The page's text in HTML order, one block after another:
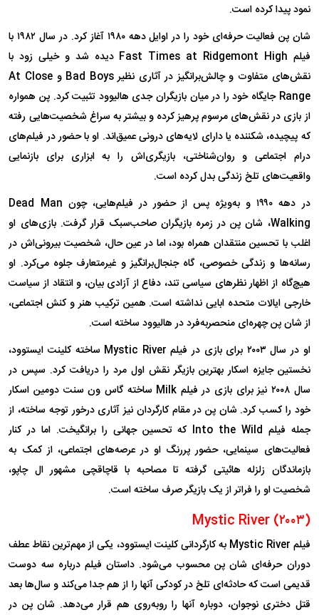
نمود پیدا کرده است.
شان پن فعالیت حرفه‌ای خود را در اوایل دهه ۱۹۸۰ آغاز کرد. در سال ۱۹۸۲ با
فیلم Fast Times at Ridgemont High دیده شد و خیلی زود با
نقش‌های متفاوت و چالش‌برانگیز در آثاری نظیر Bad Boys و At Close
Range جایگاه خود را در میان بازیگران جدی هالیوود تثبیت کرد. پن همواره
از بازی در نقش‌های مرسوم پرهیز کرده و بیشتر به سراغ شخصیت‌هایی رفته
که پیچیده، شکننده یا دارای لایه‌های درونی عمیق‌اند. او با حضور در فیلم‌های
درام اجتماعی و روان‌شناختی، بازیگری‌اش را به ابزاری برای بازنمایی
واقعیت‌های تلخ زندگی بدل کرده است.
در دهه ۱۹۹۰ و به‌ویژه پس از حضور در فیلم‌هایی، چون Dead Man
Walking، شان پن در زمره بازیگران صاحب‌سبک قرار گرفت. بازی‌های او
اغلب با تحسین منتقدان همراه بود، اما در عین حال، شخصیت بیرونی‌اش در
رسانه‌ها و زندگی خصوصی، گاه جنجال‌برانگیز و غیرمتعارف جلوه می‌کرد. او
هیچ‌گاه از اظهار نظر‌های سیاسی تند، دفاع از آزادی بیان، و انتقاد از سیاست
خارجی ایالات متحده ابایی نداشته است. همین ترکیب هنر و کنش اجتماعی،
از شان پن چهره‌ای منحصر‌به‌فرد در هالیوود ساخته است.
او در سال ۲۰۰۳ برای بازی در فیلم Mystic River ساخته کلینت ایستوود،
نخستین جایزه اسکار بهترین بازیگر نقش اول مرد را دریافت کرد. سپس در
سال ۲۰۰۸ نیز برای بازی در فیلم Milk ساخته گاس ون سنت دومین اسکار
خود را کسب کرد. شان پن در مقام کارگردان نیز آثاری درخور توجه ساخته، از
جمله فیلم Into the Wild که تحسین جهانی را برانگیخت. اما در کنار
فعالیت‌های سینمایی، حضور پررنگ او در عرصه‌های اجتماعی، از کمک به
بازماندگان زلزله هائیتی گرفته تا مصاحبه با قاچاقچی مشهور ال چاپو،
شخصیت او را فراتر از یک بازیگر صرف ساخته است.
Mystic River (۲۰۰۳)
فیلم Mystic River به کارگردانی کلینت ایستوود، یکی از مهم‌ترین نقاط عطف
دوران حرفه‌ای شان پن محسوب می‌شود. داستان فیلم درباره سه دوست
قدیمی است که حادثه‌ای تلخ در کودکی آنها را از هم جدا می‌کند و سال‌ها بعد
قتل دختری نوجوان، دوباره آنها را روبه‌روی هم قرار می‌دهد. شان پن در